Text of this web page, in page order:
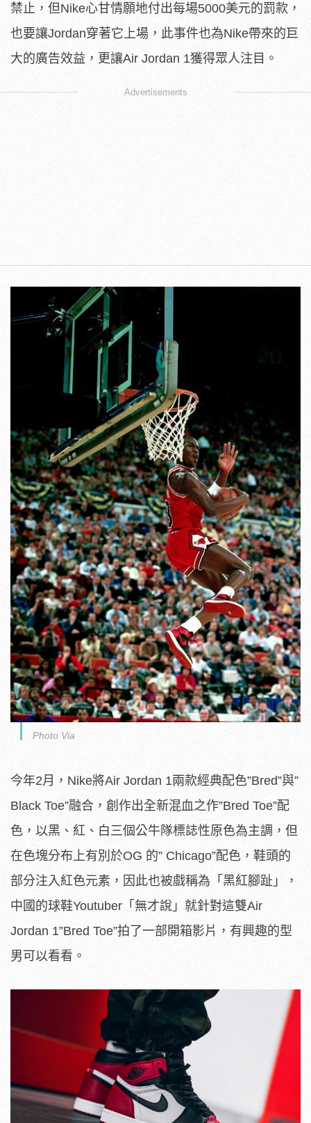
禁止，但Nike心甘情願地付出每場5000美元的罰款，
也要讓Jordan穿著它上場，此事件也為Nike帶來的巨
大的廣告效益，更讓Air Jordan 1獲得眾人注目。
Advertisements
Photo Via
今年2月，Nike將Air Jordan 1兩款經典配色”Bred”與”
Black Toe”融合，創作出全新混血之作”Bred Toe”配
色，以黑、紅、白三個公牛隊標誌性原色為主調，但
在色塊分布上有別於OG 的” Chicago”配色，鞋頭的
部分注入紅色元素，因此也被戲稱為「黑紅腳趾」，
中國的球鞋Youtuber「無才說」就針對這雙Air
Jordan 1”Bred Toe”拍了一部開箱影片，有興趣的型
男可以看看。